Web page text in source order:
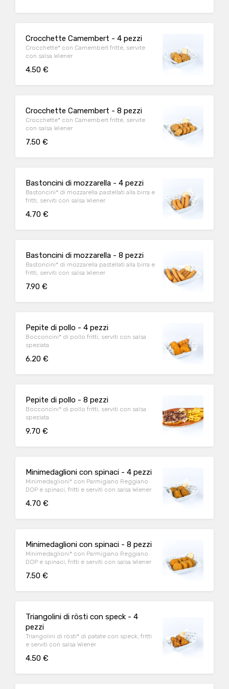
Crocchette Camembert - 4 pezzi
Crocchette* con Camembert fritte, servite
con salsa Wiener
4.50 €
Crocchette Camembert - 8 pezzi
Crocchette* con Camembert fritte, servite
con salsa Wiener
7.50 €
Bastoncini di mozzarella - 4 pezzi
Bastoncini* di mozzarella pastellati alla birra e
fritti, serviti con salsa Wiener
4.70 €
Bastoncini di mozzarella - 8 pezzi
Bastoncini* di mozzarella pastellati alla birra e
fritti, serviti con salsa Wiener
7.90 €
Pepite di pollo - 4 pezzi
Bocconcini* di pollo fritti, serviti con salsa
speziata
6.20 €
Pepite di pollo - 8 pezzi
Bocconcini* di pollo fritti, serviti con salsa
speziata
9.70 €
Minimedaglioni con spinaci - 4 pezzi
Minimedaglioni* con Parmigiano Reggiano
DOP e spinaci, fritti e serviti con salsa Wiener
4.70 €
Minimedaglioni con spinaci - 8 pezzi
Minimedaglioni* con Parmigiano Reggiano
DOP e spinaci, fritti e serviti con salsa Wiener
7.50 €
Triangolini di rösti con speck - 4
pezzi
Triangolini di rösti* di patate con speck, fritti
e serviti con salsa Wiener
4.50 €